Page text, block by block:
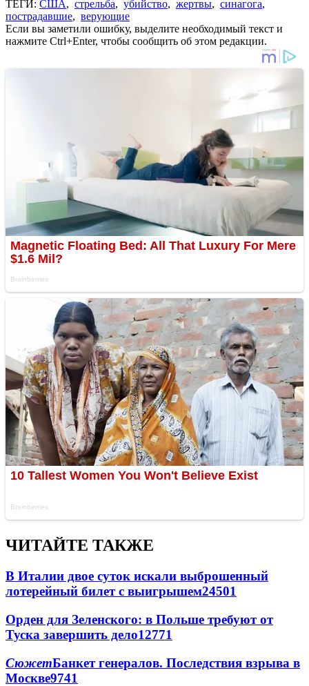
ТЕГИ: США, стрельба, убийство, жертвы, синагога,
пострадавшие, верующие
Если вы заметили ошибку, выделите необходимый текст и
нажмите Ctrl+Enter, чтобы сообщить об этом редакции.
ЧИТАЙТЕ ТАКЖЕ
В Италии двое суток искали выброшенный
лотерейный билет с выигрышем24501
Орден для Зеленского: в Польше требуют от
Туска завершить дело12771
СюжетБанкет генералов. Последствия взрыва в
Москве9741